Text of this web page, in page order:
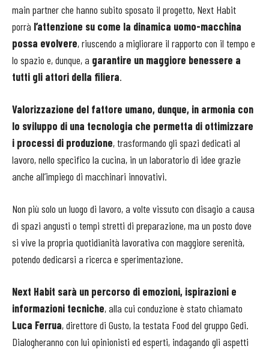
main partner che hanno subito sposato il progetto, Next Habit
porrà l’attenzione su come la dinamica uomo-macchina
possa evolvere, riuscendo a migliorare il rapporto con il tempo e
lo spazio e, dunque, a garantire un maggiore benessere a
tutti gli attori della filiera.
Valorizzazione del fattore umano, dunque, in armonia con
lo sviluppo di una tecnologia che permetta di ottimizzare
i processi di produzione, trasformando gli spazi dedicati al
lavoro, nello specifico la cucina, in un laboratorio di idee grazie
anche all’impiego di macchinari innovativi.
Non più solo un luogo di lavoro, a volte vissuto con disagio a causa
di spazi angusti o tempi stretti di preparazione, ma un posto dove
si vive la propria quotidianità lavorativa con maggiore serenità,
potendo dedicarsi a ricerca e sperimentazione.
Next Habit sarà un percorso di emozioni, ispirazioni e
informazioni tecniche, alla cui conduzione è stato chiamato
Luca Ferrua, direttore di Gusto, la testata Food del gruppo Gedi.
Dialogheranno con lui opinionisti ed esperti, indagando gli aspetti